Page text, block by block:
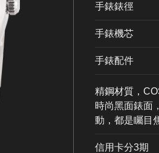
手錶錶徑
手錶機芯
手錶配件
精鋼材質，
時尚黑面錶面
動，都是矚目
信用卡分3期